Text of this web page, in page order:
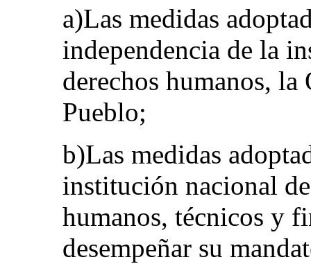
a)Las medidas
independencia de la
derechos humanos,
Pueblo;
b)Las medidas
institución nacional
humanos, técnicos y
desempeñar su